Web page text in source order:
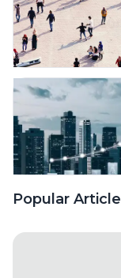
Popular Article